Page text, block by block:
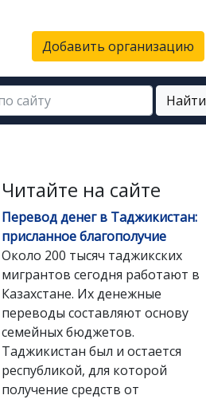
Добавить организацию
Найти
Читайте на сайте
Перевод денег в Таджикистан:
присланное благополучие
Около 200 тысяч таджикских
мигрантов сегодня работают в
Казахстане. Их денежные
переводы составляют основу
семейных бюджетов.
Таджикистан был и остается
республикой, для которой
получение средств от